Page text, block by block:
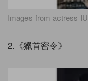
Images from actress IU
2.《獵首密令》